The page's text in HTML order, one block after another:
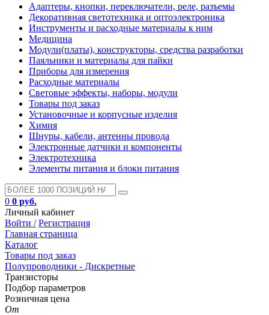
Адаптеры, кнопки, переключатели, реле, разъемы
Декоративная светотехника и оптоэлектроника
Инструменты и расходные материалы к ним
Медицина
Модули(платы), конструкторы, средства разработки
Паяльники и материалы для пайки
Приборы для измерения
Расходные материалы
Световые эффекты, наборы, модули
Товары под заказ
Установочные и корпусные изделия
Химия
Шнуры, кабели, антенны провода
Электронные датчики и компоненты
Электротехника
Элементы питания и блоки питания
0 0 руб.
Личный кабинет
Войти / Регистрация
Главная страница
Каталог
Товары под заказ
Полупроводники - Дискретные
Транзисторы
Подбор параметров
Розничная цена
От